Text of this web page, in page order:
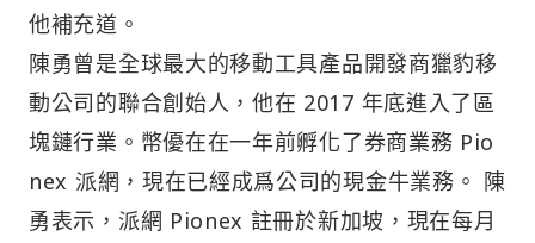
他補充道。
陳勇曾是全球最大的移動工具產品開發商獵豹移
動公司的聯合創始人，他在 2017 年底進入了區
塊鏈行業。幣優在在一年前孵化了券商業務 Pio
nex 派網，現在已經成爲公司的現金牛業務。 陳
勇表示，派網 Pionex 註冊於新加坡，現在每月